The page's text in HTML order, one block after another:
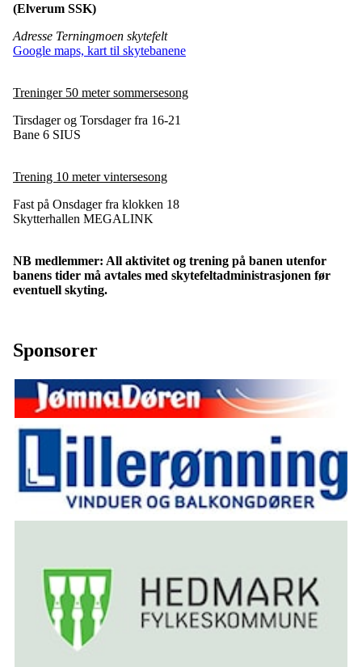
(Elverum SSK)
Adresse Terningmoen skytefelt
Google maps, kart til skytebanene
Treninger 50 meter sommersesong
Tirsdager og Torsdager fra 16-21
Bane 6 SIUS
Trening 10 meter vintersesong
Fast på Onsdager fra klokken 18
Skytterhallen MEGALINK
NB medlemmer: All aktivitet og trening på banen utenfor
banens tider må avtales med skytefeltadministrasjonen før
eventuell skyting.
Sponsorer